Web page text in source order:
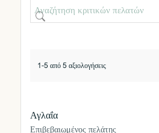
1-5 από 5 αξιολογήσεις
Αγλαΐα
Επιβεβαιωμένος πελάτης